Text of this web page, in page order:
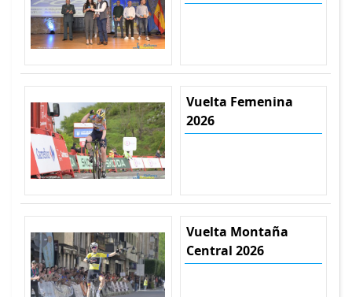
Vuelta Femenina
2026
Vuelta Montaña
Central 2026